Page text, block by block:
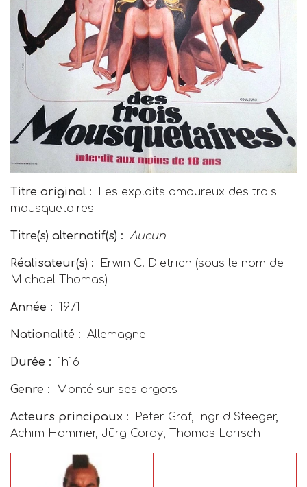
Titre original :
Les exploits amoureux des trois
mousquetaires
Titre(s) alternatif(s) : Aucun
Réalisateur(s) :
Erwin C. Dietrich (sous le nom de
Michael Thomas)
Année : 1971
Nationalité : Allemagne
Durée : 1h16
Genre : Monté sur ses argots
Acteurs principaux :
Peter Graf, Ingrid Steeger,
Achim Hammer, Jürg Coray, Thomas Larisch